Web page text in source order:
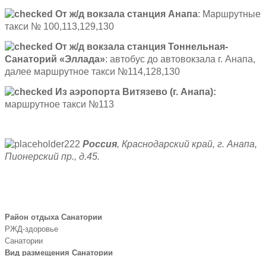
От ж/д вокзала станция Анапа: Маршрутные
такси № 100,113,129,130
От ж/д вокзала станция Тоннельная-
Санаторий «Эллада»: автобус до автовокзала г. Анапа,
далее маршрутное такси №114,128,130
Из аэропорта Витязево (г. Анапа):
маршрутное такси №113
Россия, Краснодарский край, г. Анапа,
Пионерский пр., д.45.
Район отдыха Санатории
РЖД-здоровье
Санатории
Вид размещения Санатории